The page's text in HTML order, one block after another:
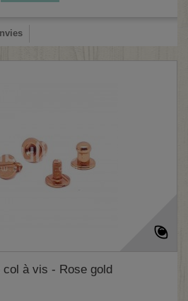
col à vis - Rose gold